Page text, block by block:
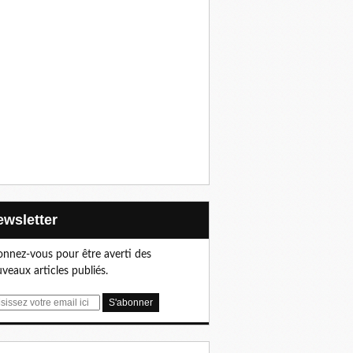
vous pour être averti des
articles publiés.